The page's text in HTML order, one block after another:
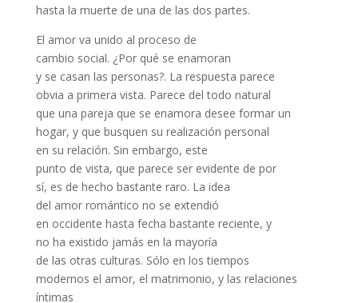
hasta la muerte de una de las dos partes.
El amor va unido al proceso de
cambio social. ¿Por qué se enamoran
y se casan las personas?. La respuesta parece
obvia a primera vista. Parece del todo natural
que una pareja que se enamora desee formar un
hogar, y que busquen su realización personal
en su relación. Sin embargo, este
punto de vista, que parece ser evidente de por
sí, es de hecho bastante raro. La idea
del amor romántico no se extendió
en occidente hasta fecha bastante reciente, y
no ha existido jamás en la mayoría
de las otras culturas. Sólo en los tiempos
modernos el amor, el matrimonio, y las relaciones
íntimas